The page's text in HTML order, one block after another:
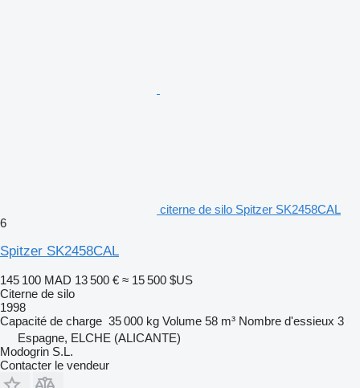
citerne de silo Spitzer SK2458CAL
6
Spitzer SK2458CAL
145 100 MAD 13 500 € ≈ 15 500 $US
Citerne de silo
1998
Capacité de charge 35 000 kg Volume 58 m³ Nombre d'essieux 3
Espagne, ELCHE (ALICANTE)
Modogrin S.L.
Contacter le vendeur